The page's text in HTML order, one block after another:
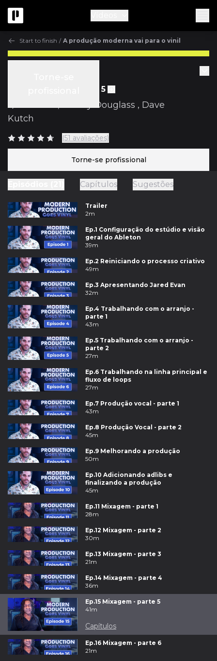
Start to finish / A produção moderna vai para o vinil
Ep.15 Mixagem - parte 5
Jimmy Douglass , Dave
Kutch
(51 avaliações)
Torne-se profissional
Capítulos Sugestões
Trailer
2m
Ep.1 Configuração do estúdio e visão
geral do Ableton
39m
Ep.2 Reiniciando o processo criativo
49m
Ep.3 Apresentando Jared Evan
32m
Ep.4 Trabalhando com o arranjo -
parte 1
43m
Ep.5 Trabalhando com o arranjo -
parte 2
27m
Ep.6 Trabalhando na linha principal e
fluxo de loops
27m
Ep.7 Produção vocal - parte 1
43m
Ep.8 Produção Vocal - parte 2
45m
Ep.9 Melhorando a produção
50m
Ep.10 Adicionando adlibs e
finalizando a produção
45m
Ep.11 Mixagem - parte 1
28m
Ep.12 Mixagem - parte 2
30m
Ep.13 Mixagem - parte 3
21m
Ep.14 Mixagem - parte 4
36m
Ep.15 Mixagem - parte 5
41m
Capítulos
Ep.16 Mixagem - parte 6
21m